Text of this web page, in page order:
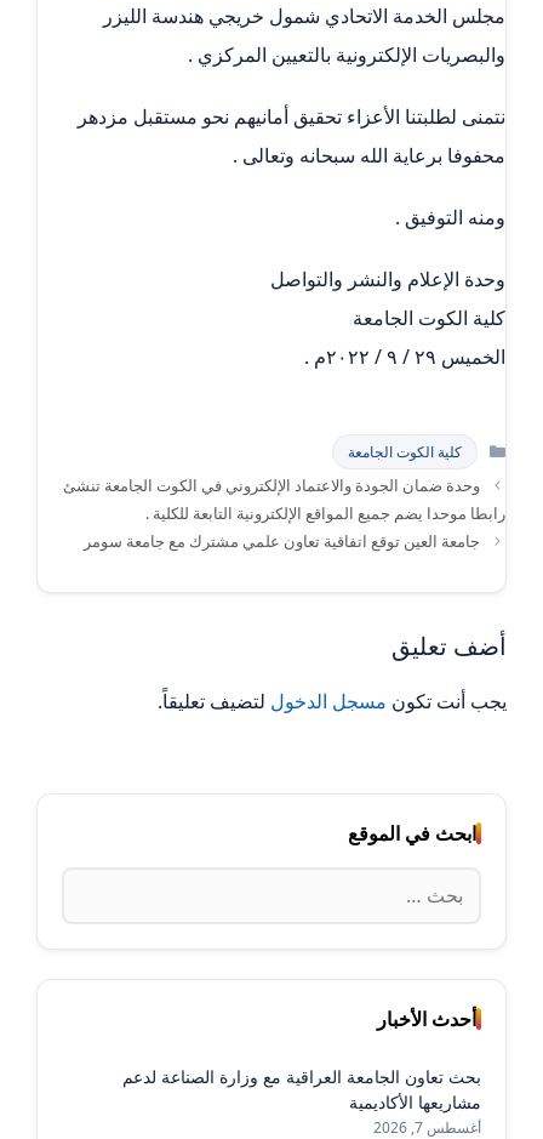
مجلس الخدمة الاتحادي شمول خريجي هندسة الليزر
والبصريات الإلكترونية بالتعيين المركزي .
نتمنى لطلبتنا الأعزاء تحقيق أمانيهم نحو مستقبل مزدهر
محفوفا برعاية الله سبحانه وتعالى .
ومنه التوفيق .
وحدة الإعلام والنشر والتواصل
كلية الكوت الجامعة
الخميس ٢٩ / ٩ / ٢٠٢٢م .
التصنيفات
كلية الكوت الجامعة
وحدة ضمان الجودة والاعتماد الإلكتروني في الكوت الجامعة تنشئ
رابطا موحدا يضم جميع المواقع الإلكترونية التابعة للكلية .
جامعة العين توقع اتفاقية تعاون علمي مشترك مع جامعة سومر
أضف تعليق
يجب أنت تكون مسجل الدخول لتضيف تعليقاً.
ابحث في الموقع
البحث
عن:
أحدث الأخبار
بحث تعاون الجامعة العراقية مع وزارة الصناعة لدعم
مشاريعها الأكاديمية
أغسطس 7, 2026